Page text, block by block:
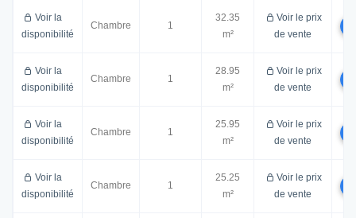
Voir la
disponibilité
Chambre 1
32.35
m²
Voir le prix
de vente
Voir la
disponibilité
Chambre 1
28.95
m²
Voir le prix
de vente
Voir la
disponibilité
Chambre 1
25.95
m²
Voir le prix
de vente
Voir la
disponibilité
Chambre 1
25.25
m²
Voir le prix
de vente